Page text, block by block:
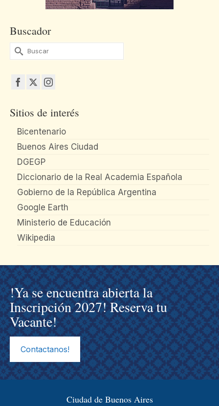
Buscador
Buscar
por:
Sitios de interés
Bicentenario
Buenos Aires Ciudad
DGEGP
Diccionario de la Real Academia Española
Gobierno de la República Argentina
Google Earth
Ministerio de Educación
Wikipedia
!Ya se encuentra abierta la
Inscripción 2027! Reserva tu
Vacante!
Contactanos!
Ciudad de Buenos Aires